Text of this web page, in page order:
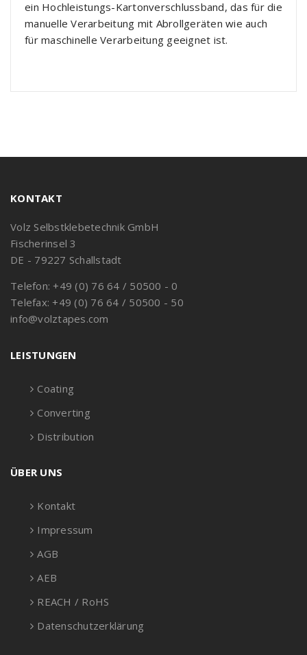
ein Hochleistungs-Kartonverschlussband, das für die
manuelle Verarbeitung mit Abrollgeräten wie auch
für maschinelle Verarbeitung geeignet ist.
KONTAKT
Volz Selbstklebetechnik GmbH
Fischerinsel 3
DE - 79227 Schallstadt
Telefon: +49 (0) 76 64 / 50500 - 0
Telefax: +49 (0) 76 64 / 50500 - 50
info@volztapes.com
LEISTUNGEN
Coating
Converting
Distribution
ÜBER UNS
Kontakt
Impressum
AGB
AEB
REACH / RoHS
Datenschutzerklärung